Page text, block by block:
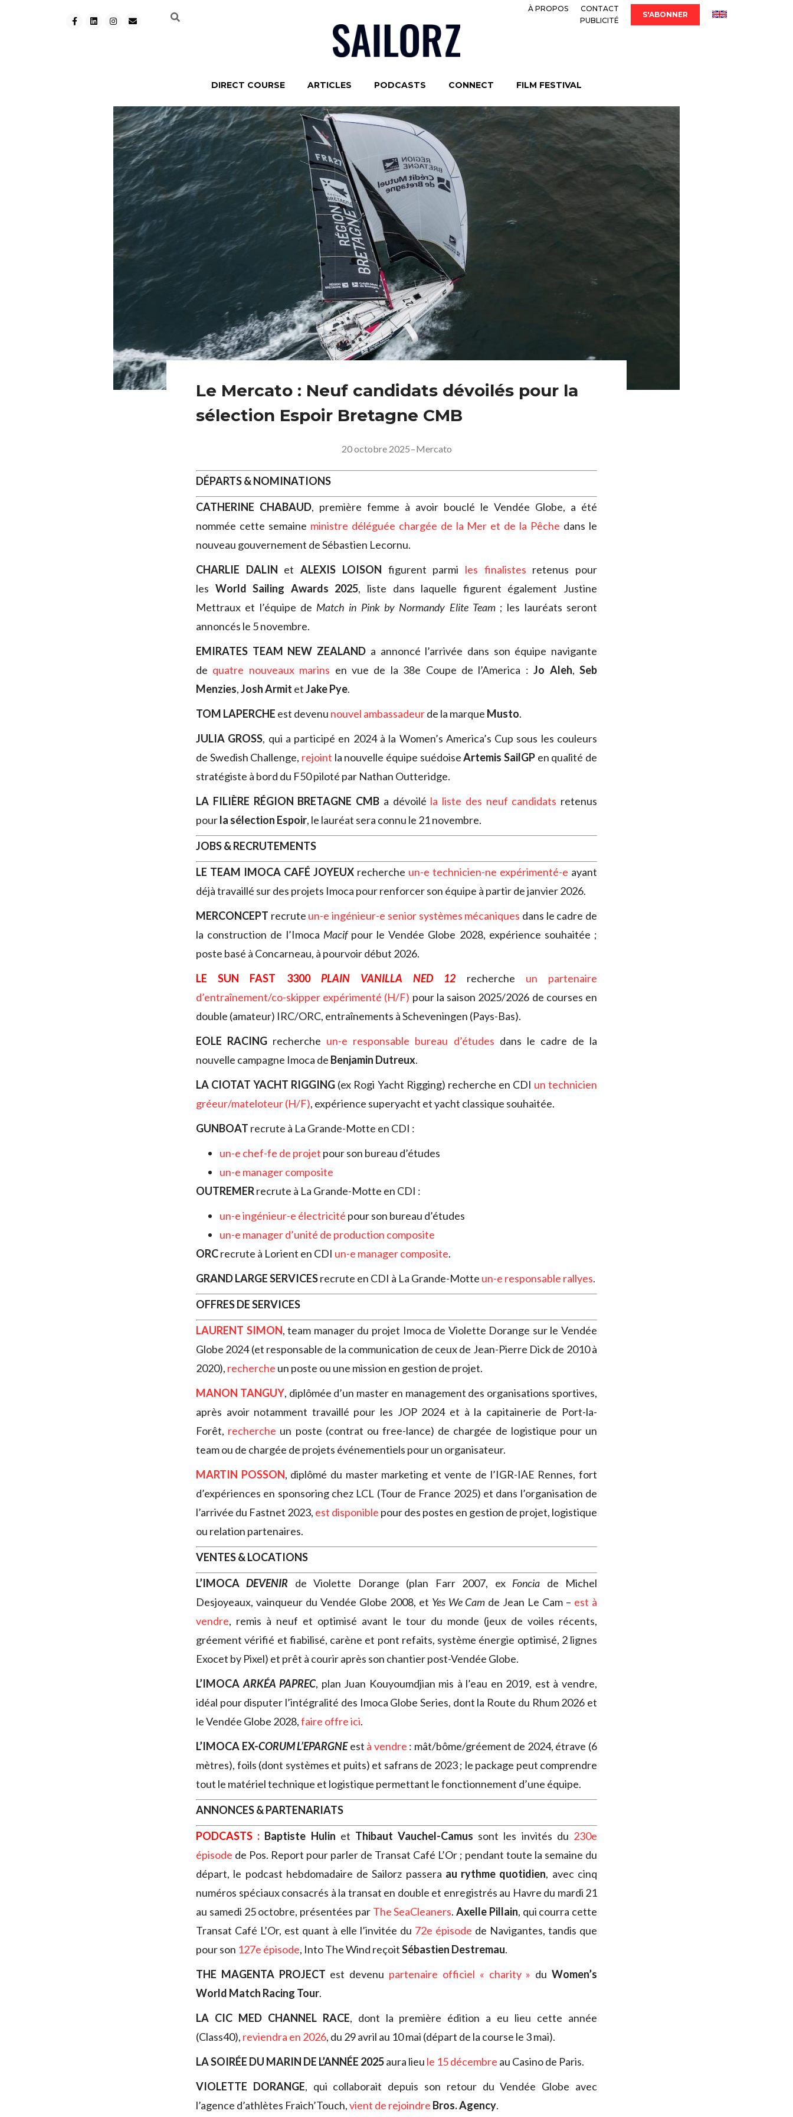
À PROPOS
CONTACT
PUBLICITÉ
S'ABONNER
DIRECT COURSE ARTICLES PODCASTS CONNECT FILM FESTIVAL
Le Mercato : Neuf candidats dévoilés pour la
sélection Espoir Bretagne CMB
20 octobre 2025–Mercato
DÉPARTS & NOMINATIONS
CATHERINE CHABAUD, première femme à avoir bouclé le Vendée Globe, a été
nommée cette semaine ministre déléguée chargée de la Mer et de la Pêche dans le
nouveau gouvernement de Sébastien Lecornu.
CHARLIE DALIN etALEXIS LOISON figurent parmi les finalistes retenus pour
les World Sailing Awards 2025, liste dans laquelle figurent également Justine
Mettraux et l’équipe de Match in Pink by Normandy Elite Team; les lauréats seront
annoncés le 5 novembre.
EMIRATES TEAM NEW ZEALAND a annoncé l’arrivée dans son équipe navigante
de quatre nouveaux marins en vue de la 38e Coupe de l’America :Jo Aleh,Seb
Menzies,Josh Armit etJake Pye.
TOM LAPERCHE est devenu nouvel ambassadeurde la marque Musto.
JULIA GROSS, qui a participé en 2024 à la Women’s America’s Cup sous les couleurs
de Swedish Challenge, rejoint la nouvelle équipe suédoiseArtemis SailGP en qualité de
stratégiste à bord du F50 piloté par Nathan Outteridge.
LA FILIÈRE RÉGION BRETAGNE CMB a dévoilé la liste des neuf candidats retenus
pourla sélection Espoir, le lauréat sera connu le 21 novembre.
JOBS & RECRUTEMENTS
LE TEAM IMOCA CAFÉ JOYEUX recherche un-e technicien-ne expérimenté-e ayant
déjà travaillé sur des projets Imoca pour renforcer son équipe à partir de janvier 2026.
MERCONCEPT recrute un-e ingénieur-e senior systèmes mécaniques dans le cadre de
la construction de l’Imoca Macifpour le Vendée Globe 2028, expérience souhaitée ;
poste basé à Concarneau, à pourvoir début 2026.
LE SUN FAST 3300 PLAIN VANILLA NED 12 recherche un partenaire
d’entraînement/co-skipper expérimenté (H/F) pour la saison 2025/2026 de courses en
double (amateur) IRC/ORC, entraînements à Scheveningen (Pays-Bas).
EOLE RACING recherche un-e responsable bureau d’études dans le cadre de la
nouvelle campagne Imoca de Benjamin Dutreux.
LA CIOTAT YACHT RIGGING (ex Rogi Yacht Rigging) recherche en CDI un technicien
gréeur/mateloteur (H/F), expérience superyacht et yacht classique souhaitée.
GUNBOAT recrute à La Grande-Motte en CDI :
un-e chef-fe de projet pour son bureau d’études
un-e manager composite
OUTREMERrecrute à La Grande-Motte en CDI :
un-e ingénieur-e électricité pour son bureau d’études
un-e manager d’unité de production composite
ORCrecrute à Lorient en CDI un-e manager composite.
GRAND LARGE SERVICESrecrute en CDI à La Grande-Motte un-e responsable rallyes.
OFFRES DE SERVICES
LAURENT SIMON, team manager du projet Imoca de Violette Dorange sur le Vendée
Globe 2024 (et responsable de la communication de ceux de Jean-Pierre Dick de 2010 à
2020), recherche un poste ou une mission en gestion de projet.
MANON TANGUY, diplômée d’un master en management des organisations sportives,
après avoir notamment travaillé pour les JOP 2024 et à la capitainerie de Port-la-
Forêt, recherche un poste (contrat ou free-lance) de chargée de logistique pour un
team ou de chargée de projets événementiels pour un organisateur.
MARTIN POSSON, diplômé du master marketing et vente de l’IGR-IAE Rennes, fort
d’expériences en sponsoring chez LCL (Tour de France 2025) et dans l’organisation de
l’arrivée du Fastnet 2023, est disponible pour des postes en gestion de projet, logistique
ou relation partenaires.
VENTES & LOCATIONS
L’IMOCADEVENIR de Violette Dorange (plan Farr 2007, ex Foncia de Michel
Desjoyeaux, vainqueur du Vendée Globe 2008, et Yes We Cam de Jean Le Cam – est à
vendre, remis à neuf et optimisé avant le tour du monde (jeux de voiles récents,
gréement vérifié et fiabilisé, carène et pont refaits, système énergie optimisé, 2 lignes
Exocet by Pixel) et prêt à courir après son chantier post-Vendée Globe.
L’IMOCA ARKÉA PAPREC, plan Juan Kouyoumdjian mis à l’eau en 2019, est à vendre,
idéal pour disputer l’intégralité des Imoca Globe Series, dont la Route du Rhum 2026 et
le Vendée Globe 2028,faire offre ici.
L’IMOCA EX-CORUM L’EPARGNEest à vendre : mât/bôme/gréement de 2024, étrave (6
mètres), foils (dont systèmes et puits) et safrans de 2023 ; le package peut comprendre
tout le matériel technique et logistique permettant le fonctionnement d’une équipe.
ANNONCES & PARTENARIATS
PODCASTS : Baptiste Hulin et Thibaut Vauchel-Camus sont les invités du 230e
épisode de Pos. Report pour parler de Transat Café L’Or ; pendant toute la semaine du
départ, le podcast hebdomadaire de Sailorz passera au rythme quotidien, avec cinq
numéros spéciaux consacrés à la transat en double et enregistrés au Havre du mardi 21
au samedi 25 octobre, présentées par The SeaCleaners. Axelle Pillain, qui courra cette
Transat Café L’Or, est quant à elle l’invitée du 72e épisode de Navigantes, tandis que
pour son 127e épisode, Into The Wind reçoitSébastien Destremau.
THE MAGENTA PROJECT est devenu partenaire officiel « charity » duWomen’s
World Match Racing Tour.
LA CIC MED CHANNEL RACE, dont la première édition a eu lieu cette année
(Class40), reviendra en 2026, du 29 avril au 10 mai (départ de la course le 3 mai).
LA SOIRÉE DU MARIN DE L’ANNÉE 2025aura lieu le 15 décembre au Casino de Paris.
VIOLETTE DORANGE, qui collaborait depuis son retour du Vendée Globe avec
l’agence d’athlètes Fraich’Touch,vient de rejoindre Bros. Agency.